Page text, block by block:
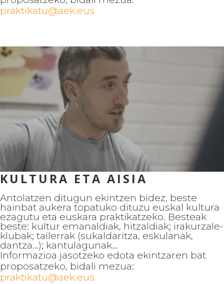
praktikatu@aek.eus
KULTURA ETA AISIA
Antolatzen ditugun ekintzen bidez, beste
hainbat aukera topatuko dituzu euskal kultura
ezagutu eta euskara praktikatzeko. Besteak
beste: kultur emanaldiak, hitzaldiak; irakurzale-
klubak; tailerrak (sukaldaritza, eskulanak,
dantza...); kantulagunak...
Informazioa jasotzeko edota ekintzaren bat
proposatzeko, bidali mezua:
praktikatu@aek.eus